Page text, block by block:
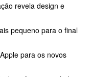
revela design e
pequeno para o final
para os novos